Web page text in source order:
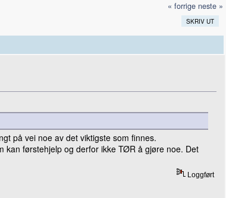
« forrige neste »
SKRIV UT
på vei noe av det viktigste som finnes.
kan førstehjelp og derfor ikke TØR å gjøre noe. Det
Loggført